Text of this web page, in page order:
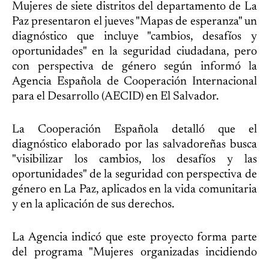
Mujeres de siete distritos del departamento de La
Paz presentaron el jueves "Mapas de esperanza" un
diagnóstico que incluye "cambios, desafíos y
oportunidades" en la seguridad ciudadana, pero
con perspectiva de género según informó la
Agencia Española de Cooperación Internacional
para el Desarrollo (AECID) en El Salvador.
La Cooperación Española detalló que el
diagnóstico elaborado por las salvadoreñas busca
"visibilizar los cambios, los desafíos y las
oportunidades" de la seguridad con perspectiva de
género en La Paz, aplicados en la vida comunitaria
y en la aplicación de sus derechos.
La Agencia indicó que este proyecto forma parte
del programa "Mujeres organizadas incidiendo